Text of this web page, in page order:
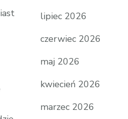
lipiec 2026
czerwiec 2026
maj 2026
kwiecień 2026
marzec 2026